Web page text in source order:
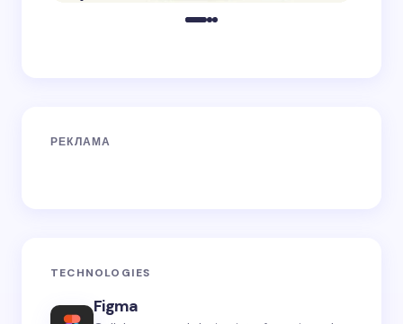
РЕКЛАМА
TECHNOLOGIES
Figma